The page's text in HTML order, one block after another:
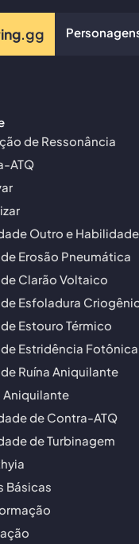
.gg
de Ressonância
ATQ
Outro e
Erosão Pneumática
Clarão Voltaico
Esfoladura
Estouro Térmico
Estridência Fotônica
Ruína Aniquilante
Aniquilante
de Contra-ATQ
de Turbinagem
Básicas